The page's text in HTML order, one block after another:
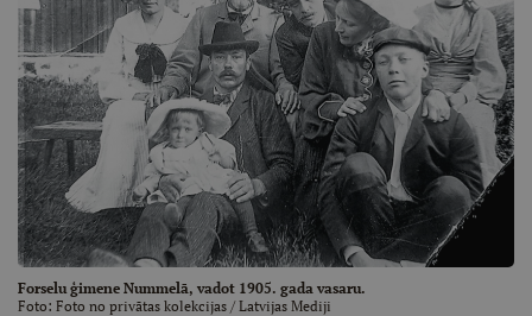
Forselu ģimene Nummelā, vadot 1905. gada vasaru.
Foto: Foto no privātas kolekcijas / Latvijas Mediji